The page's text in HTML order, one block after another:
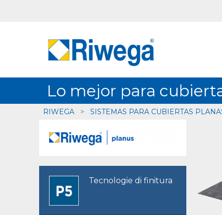
Lo mejor para
RIWEGA > SISTEMAS PARA CUBIERTAS
Tecnologie di finitura